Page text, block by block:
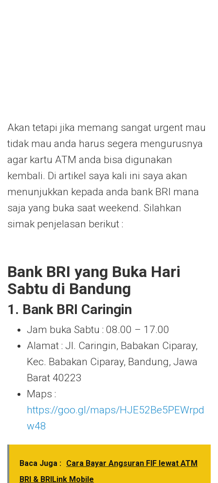
Akan tetapi jika memang sangat urgent mau
tidak mau anda harus segera mengurusnya
agar kartu ATM anda bisa digunakan
kembali. Di artikel saya kali ini saya akan
menunjukkan kepada anda bank BRI mana
saja yang buka saat weekend. Silahkan
simak penjelasan berikut :
Bank BRI yang Buka Hari
Sabtu di Bandung
1. Bank BRI Caringin
Jam buka Sabtu : 08.00 – 17.00
Alamat : Jl. Caringin, Babakan Ciparay,
Kec. Babakan Ciparay, Bandung, Jawa
Barat 40223
Maps :
https://goo.gl/maps/HJE52Be5PEWrpd
w48
Baca Juga : Cara Bayar Angsuran FIF lewat ATM
BRI & BRILink Mobile